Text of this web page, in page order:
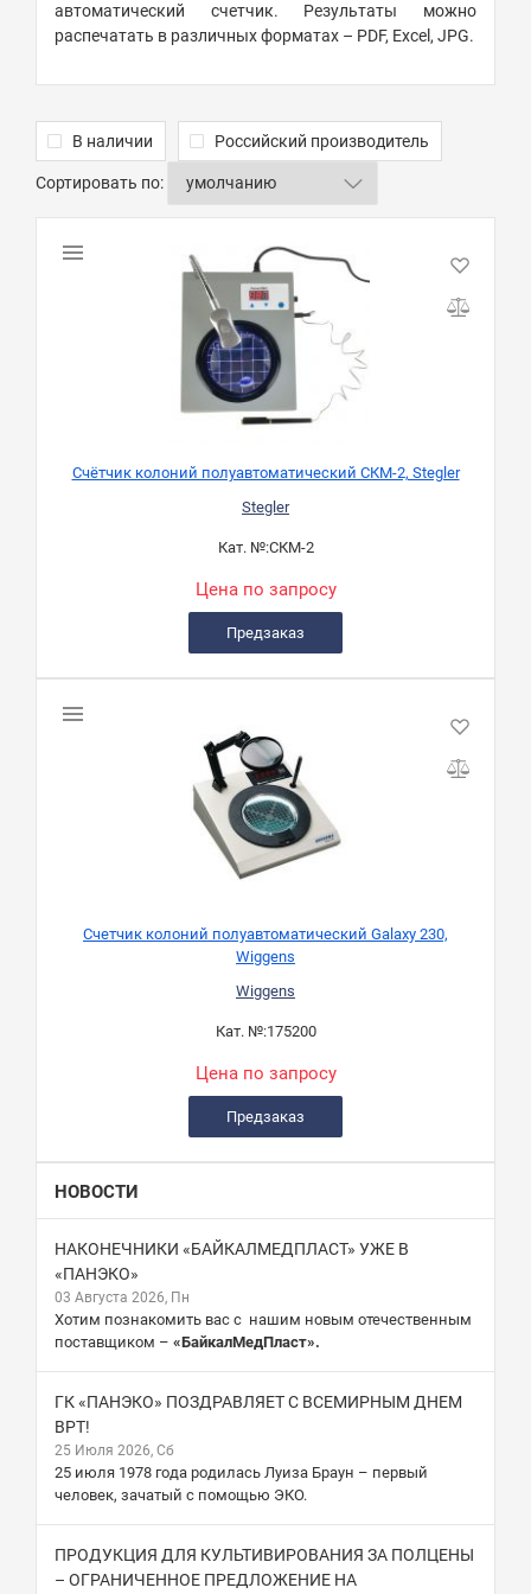
автоматический счетчик. Результаты можно
распечатать в различных форматах – PDF, Excel, JPG.
В наличии Российский производитель
Сортировать по:
Счётчик колоний полуавтоматический СКМ-2, Stegler
Stegler
Кат. №:СКМ-2
Цена по запросу
Предзаказ
Счетчик колоний полуавтоматический Galaxy 230,
Wiggens
Wiggens
Кат. №:175200
Цена по запросу
Предзаказ
НОВОСТИ
НАКОНЕЧНИКИ «БАЙКАЛМЕДПЛАСТ» УЖЕ В
«ПАНЭКО»
03 Августа 2026, Пн
Хотим познакомить вас с нашим новым отечественным
поставщиком – «БайкалМедПласт».
ГК «ПАНЭКО» ПОЗДРАВЛЯЕТ С ВСЕМИРНЫМ ДНЕМ
ВРТ!
25 Июля 2026, Сб
25 июля 1978 года родилась Луиза Браун – первый
человек, зачатый с помощью ЭКО.
ПРОДУКЦИЯ ДЛЯ КУЛЬТИВИРОВАНИЯ ЗА ПОЛЦЕНЫ
– ОГРАНИЧЕННОЕ ПРЕДЛОЖЕНИЕ НА